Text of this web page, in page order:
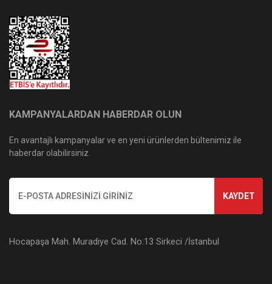
KAMPANYALARDAN HABERDAR OLUN
En avantajlı kampanyalar ve en yeni ürünlerden bültenimiz ile
haberdar olabilirsiniz.
KAYDET
Hocapaşa Mah. Muradiye Cad. No:13 Sirkeci /İstanbul